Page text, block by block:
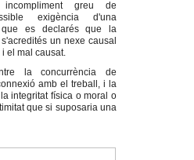
greu de
exigència d'una
es declarés que la
un nexe causal
el mal causat.
la concurrència de
amb el treball, i la
integritat física o moral o
que si suposaria una